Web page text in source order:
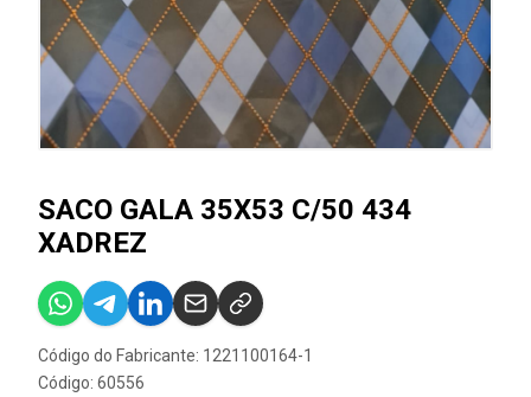
SACO GALA 35X53 C/50 434
XADREZ
Código do Fabricante: 1221100164-1
Código: 60556